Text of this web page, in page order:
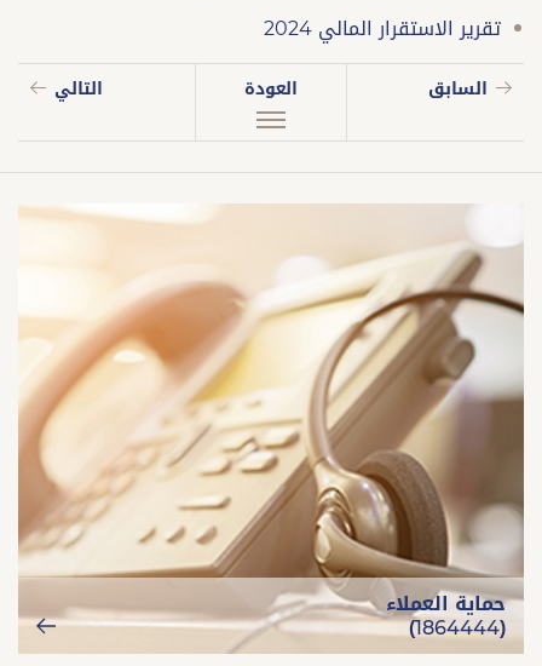
تقرير الاستقرار المالي 2024
السابق العودة التالي
حماية العملاء
(1864444)